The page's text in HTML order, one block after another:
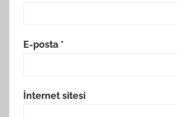
E-posta *
İnternet sitesi